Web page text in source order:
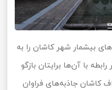
از جاذبه‌های بیشمار شهر کاشان را به
با آن‌ها برایتان بازگو
کاشان جاذبه‌های فراوان